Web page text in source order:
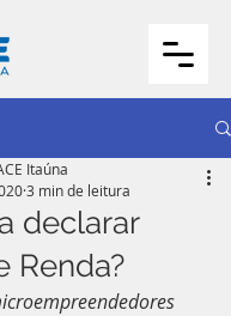
declarar
Renda?
Itaúna
3 min de leitura